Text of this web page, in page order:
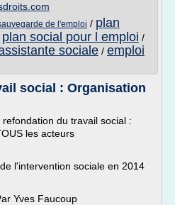
de l'emploi / plan
plan social pour l emploi /
sociale / emploi
social : Organisation
du travail social :
les acteurs
l'intervention sociale en 2014
Yves Faucoup